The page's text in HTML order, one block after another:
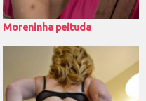
Moreninha peituda